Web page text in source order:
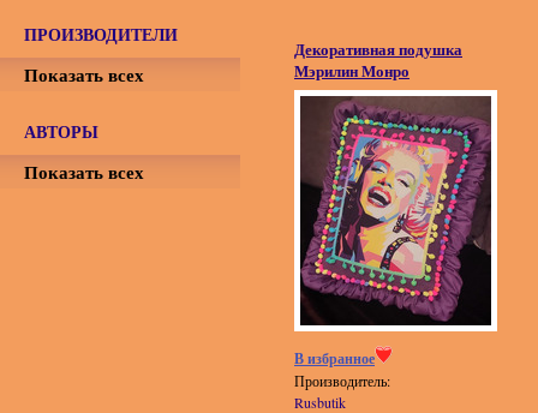
Декоративная подушка
Мэрилин Монро
В избранное
Производитель:
Rusbutik
ПРОИЗВОДИТЕЛИ
Показать всех
АВТОРЫ
Показать всех